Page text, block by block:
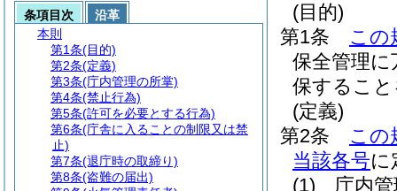
(目的)
第1条
この
保全管理
保するこ
(定義)
第2条
この
当該各号に
(1)
庁内
条項目次
沿革
本則
第1条(目的)
第2条(定義)
第3条(庁内管理の所掌)
第4条(禁止行為)
第5条(許可を必要とする行為)
第6条(庁舎に入ることの制限又は禁
止)
第7条(退庁時の取締り)
第8条(盗難の届出)